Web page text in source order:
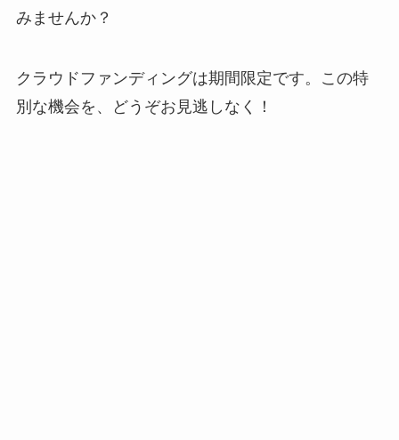
みませんか？
クラウドファンディングは期間限定です。この特
別な機会を、どうぞお見逃しなく！